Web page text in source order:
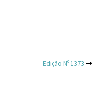
Edição Nº 1373